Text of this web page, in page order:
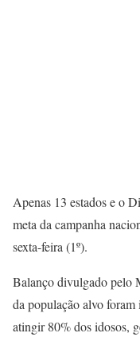
Apenas 13 estados e o
meta da campanha
sexta-feira (1º).
Balanço divulgado pelo
da população alvo
atingir 80% dos idosos,